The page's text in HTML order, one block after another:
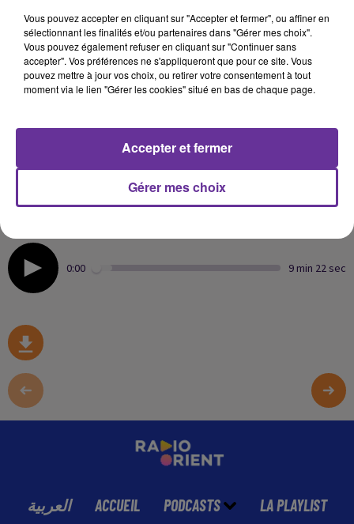
Nadia Bencheikh
Grand Angle
La victoire du PSG en Ligue des Champions a été marquée
Paris et dans plusieurs villes de France. Pourquoi ces
débordements accompagnent-ils régulièrement les
grands rendez-vous du football ? Dans ce Grand Angle,
Reda Didi, délégué général de l’association Graines de
France, décrypte les causes profondes de ce phénomène
0:00 9 min 22 sec
العربية ACCUEIL PODCASTS LA PLAYLIST
Vous pouvez accepter en cliquant sur "Accepter et fermer", ou affiner en
sélectionnant les finalités et/ou partenaires dans "Gérer mes choix".
Vous pouvez également refuser en cliquant sur "Continuer sans
accepter". Vos préférences ne s'appliqueront que pour ce site. Vous
pouvez mettre à jour vos choix, ou retirer votre consentement à tout
moment via le lien "Gérer les cookies" situé en bas de chaque page.
Gérer mes choix
Accepter et fermer